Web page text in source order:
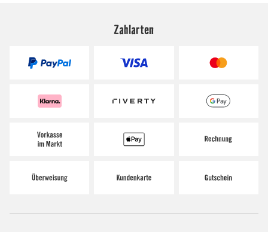
Zahlarten